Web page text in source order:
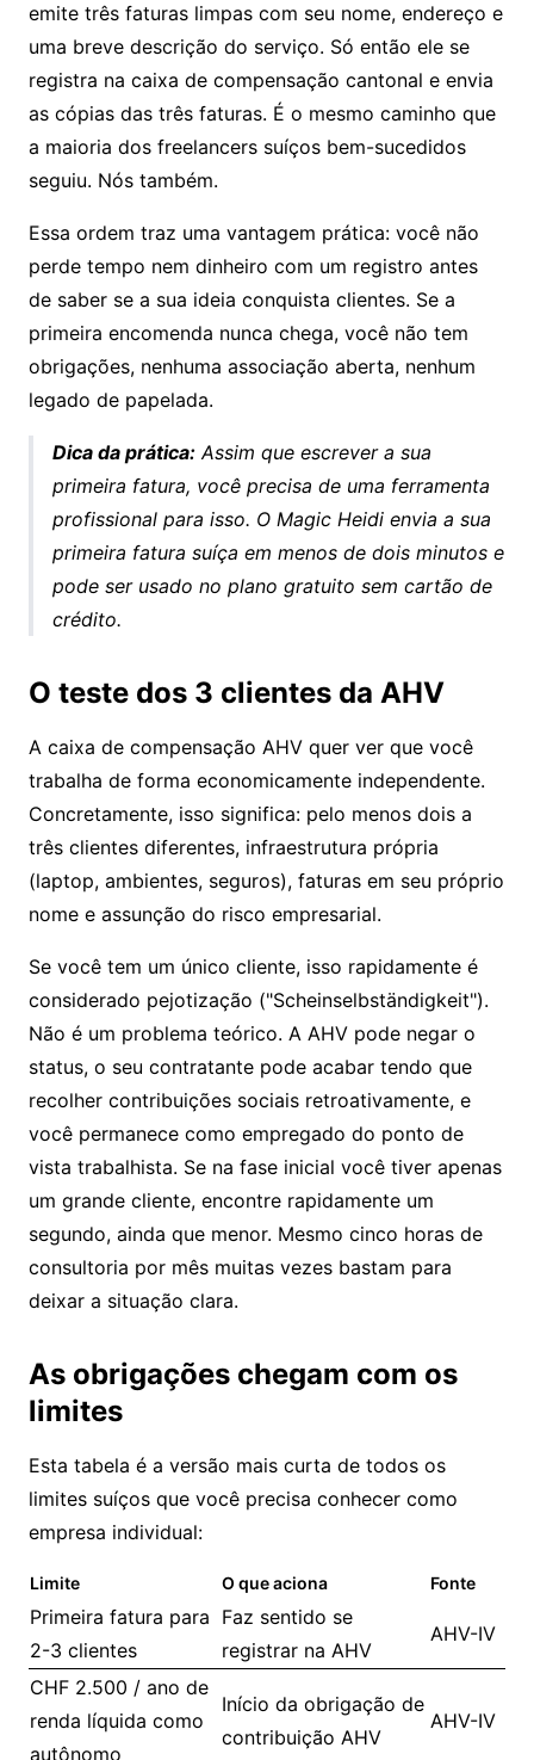
emite três faturas limpas com seu nome, endereço e
uma breve descrição do serviço. Só então ele se
registra na caixa de compensação cantonal e envia
as cópias das três faturas. É o mesmo caminho que
a maioria dos freelancers suíços bem-sucedidos
seguiu. Nós também.
Essa ordem traz uma vantagem prática: você não
perde tempo nem dinheiro com um registro antes
de saber se a sua ideia conquista clientes. Se a
primeira encomenda nunca chega, você não tem
obrigações, nenhuma associação aberta, nenhum
legado de papelada.
Dica da prática: Assim que escrever a sua
primeira fatura, você precisa de uma ferramenta
profissional para isso. O Magic Heidi envia a sua
primeira fatura suíça em menos de dois minutos e
pode ser usado no plano gratuito sem cartão de
crédito.
O teste dos 3 clientes da AHV
A caixa de compensação AHV quer ver que você
trabalha de forma economicamente independente.
Concretamente, isso significa: pelo menos dois a
três clientes diferentes, infraestrutura própria
(laptop, ambientes, seguros), faturas em seu próprio
nome e assunção do risco empresarial.
Se você tem um único cliente, isso rapidamente é
considerado pejotização ("Scheinselbständigkeit").
Não é um problema teórico. A AHV pode negar o
status, o seu contratante pode acabar tendo que
recolher contribuições sociais retroativamente, e
você permanece como empregado do ponto de
vista trabalhista. Se na fase inicial você tiver apenas
um grande cliente, encontre rapidamente um
segundo, ainda que menor. Mesmo cinco horas de
consultoria por mês muitas vezes bastam para
deixar a situação clara.
As obrigações chegam com os
limites
Esta tabela é a versão mais curta de todos os
limites suíços que você precisa conhecer como
empresa individual:
Limite O que aciona Fonte
Primeira fatura para
2-3 clientes
Faz sentido se
registrar na AHV
AHV-IV
CHF 2.500 / ano de
renda líquida como
autônomo
Início da obrigação de
contribuição AHV
AHV-IV